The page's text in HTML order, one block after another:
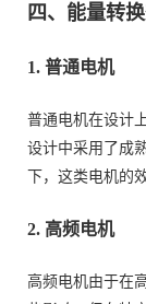
四、能量转
1. 普通电机
普通电机在设计
设计中采用了成
下，这类电机的
2. 高频电机
高频电机由于在